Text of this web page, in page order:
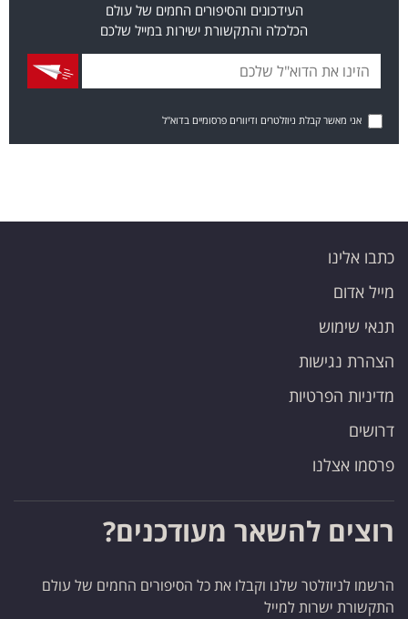
העידכונים והסיפורים החמים של עולם
הכלכלה והתקשורת ישירות במייל שלכם
אני מאשר קבלת ניוזלטרים ודיוורים פרסומיים בדוא"ל
כתבו אלינו
מייל אדום
תנאי שימוש
הצהרת נגישות
מדיניות הפרטיות
דרושים
פרסמו אצלנו
רוצים להשאר מעודכנים?
הרשמו לניוזלטר שלנו וקבלו את כל הסיפורים החמים של עולם
התקשורת ישרות למייל